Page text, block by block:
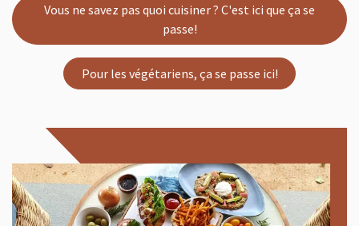
Vous ne savez pas quoi cuisiner ? C'est ici que ça se
passe!
Pour les végétariens, ça se passe ici!